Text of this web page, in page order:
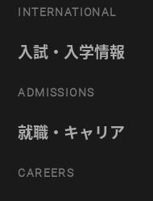
INTERNATIONAL
入試・入学情報
ADMISSIONS
就職・キャリア
CAREERS